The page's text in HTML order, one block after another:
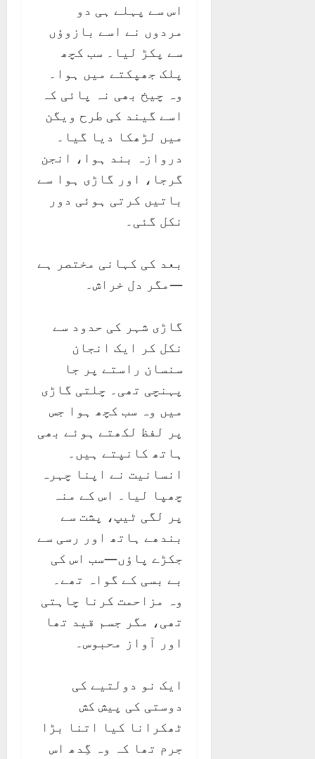
اس سے پہلے ہی دو
مردوں نے اسے بازوؤں
سے پکڑ لیا۔ سب کچھ
پلک جھپکتے میں ہوا۔
وہ چیخ بھی نہ پائی کہ
اسے گیند کی طرح ویگن
میں لڑھکا دیا گیا۔
دروازہ بند ہوا، انجن
گرجا، اور گاڑی ہوا سے
باتیں کرتی ہوئی دور
نکل گئی۔
بعد کی کہانی مختصر ہے
—مگر دل خراش۔
گاڑی شہر کی حدود سے
نکل کر ایک انجان
سنسان راستے پر جا
پہنچی تھی۔ چلتی گاڑی
میں وہ سب کچھ ہوا جس
پر لفظ لکھتے ہوئے بھی
ہاتھ کانپتے ہیں۔
انسانیت نے اپنا چہرہ
چھپا لیا۔ اس کے منہ
پر لگی ٹیپ، پشت سے
بندھے ہاتھ اور رسی سے
جکڑے پاؤں—سب اس کی
بے بسی کے گواہ تھے۔
وہ مزاحمت کرنا چاہتی
تھی، مگر جسم قید تھا
اور آواز محبوس۔
ایک نو دولتیے کی
دوستی کی پیش کش
ٹھکرانا کیا اتنا بڑا
جرم تھا کہ وہ گِدھ اس